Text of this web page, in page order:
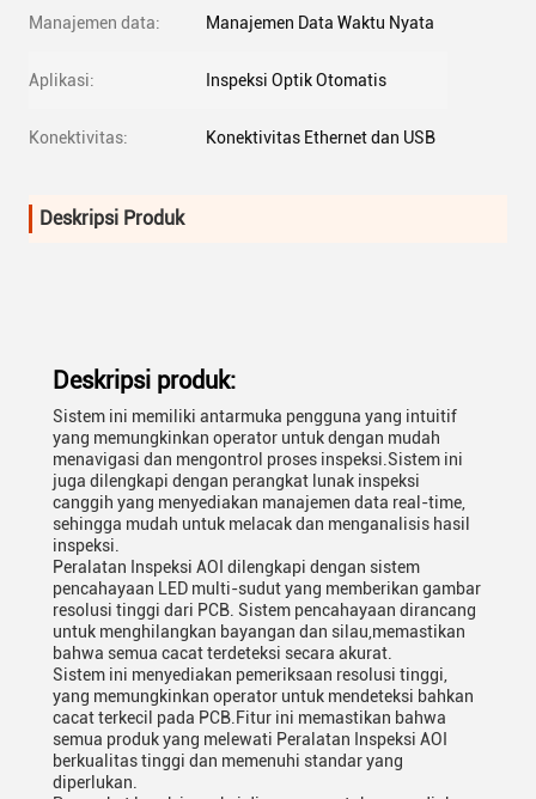
Manajemen data: Manajemen Data Waktu Nyata
Aplikasi: Inspeksi Optik Otomatis
Konektivitas: Konektivitas Ethernet dan USB
Deskripsi Produk
Deskripsi produk:
Sistem ini memiliki antarmuka pengguna yang intuitif
yang memungkinkan operator untuk dengan mudah
menavigasi dan mengontrol proses inspeksi.Sistem ini
juga dilengkapi dengan perangkat lunak inspeksi
canggih yang menyediakan manajemen data real-time,
sehingga mudah untuk melacak dan menganalisis hasil
inspeksi.
Peralatan Inspeksi AOI dilengkapi dengan sistem
pencahayaan LED multi-sudut yang memberikan gambar
resolusi tinggi dari PCB. Sistem pencahayaan dirancang
untuk menghilangkan bayangan dan silau,memastikan
bahwa semua cacat terdeteksi secara akurat.
Sistem ini menyediakan pemeriksaan resolusi tinggi,
yang memungkinkan operator untuk mendeteksi bahkan
cacat terkecil pada PCB.Fitur ini memastikan bahwa
semua produk yang melewati Peralatan Inspeksi AOI
berkualitas tinggi dan memenuhi standar yang
diperlukan.